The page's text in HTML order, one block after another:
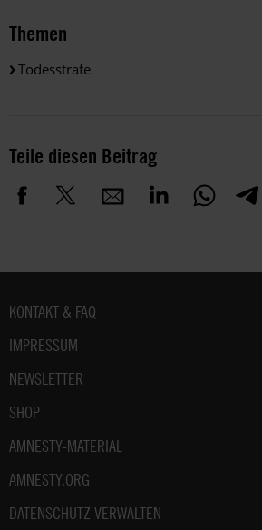
Themen
Todesstrafe
Teile diesen Beitrag
Fußbereich
KONTAKT & FAQ
IMPRESSUM
NEWSLETTER
SHOP
AMNESTY-MATERIAL
AMNESTY.ORG
DATENSCHUTZ VERWALTEN